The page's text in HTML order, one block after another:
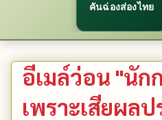
คันฉ่องส่องไทย
อีเมล์ว่อน "นัก
เพราะเสียผลป